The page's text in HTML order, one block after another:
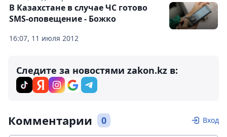
16:07, 11 июля 2012
В Казахстане в случае ЧС готово
SMS-оповещение - Божко
Следите за новостями zakon.kz в:
Комментарии 0 Вход